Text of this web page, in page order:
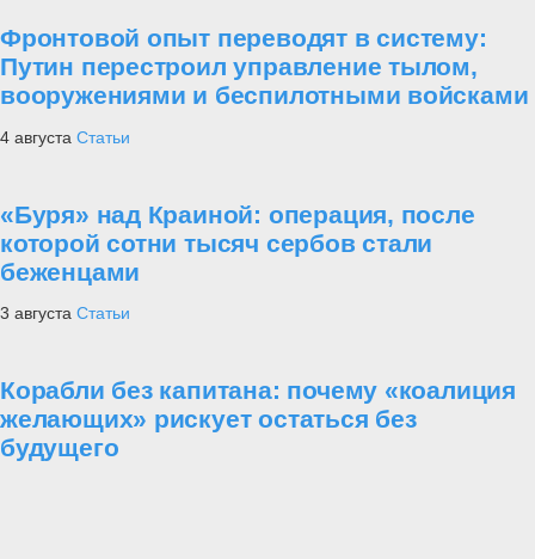
Фронтовой опыт переводят в систему:
Путин перестроил управление тылом,
вооружениями и беспилотными войсками
4 августа Статьи
«Буря» над Краиной: операция, после
которой сотни тысяч сербов стали
беженцами
3 августа Статьи
Корабли без капитана: почему «коалиция
желающих» рискует остаться без
будущего